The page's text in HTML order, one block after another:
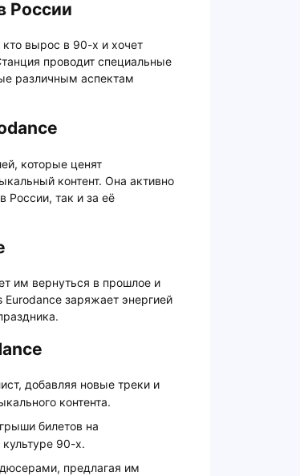
России
вырос в 90-х и хочет
проводит специальные
различным аспектам
которые ценят
контент. Она активно
России, так и за её
им вернуться в прошлое и
заряжает энергией
добавляя новые треки и
контента.
билетов на
90-х.
предлагая им